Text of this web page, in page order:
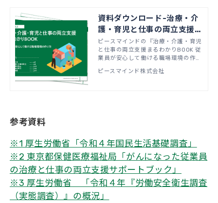
資料ダウンロード-治療・介
護・育児と仕事の両立支援
まるわかりBOOK 従業員が
安心して働ける職場環境の作
り方
ピースマインドの『治療・介護・育児
と仕事の両立支援まるわかりBOOK 従
業員が安心して働ける職場環境の作り
ピースマインド株式会社
参考資料
※1 厚生労働省「令和４年国民生活基礎調査」
※2 東京都保健医療福祉局「がんになった従業員
の治療と仕事の両立支援サポートブック」
※3 厚生労働省 「令和４年『労働安全衛生調査
（実態調査）』の概況」